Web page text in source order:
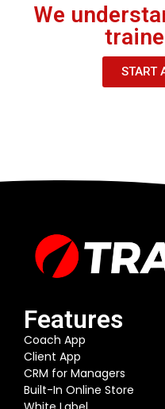
We
START
Features
Coach App
Client App
CRM for Managers
Built-In Online Store